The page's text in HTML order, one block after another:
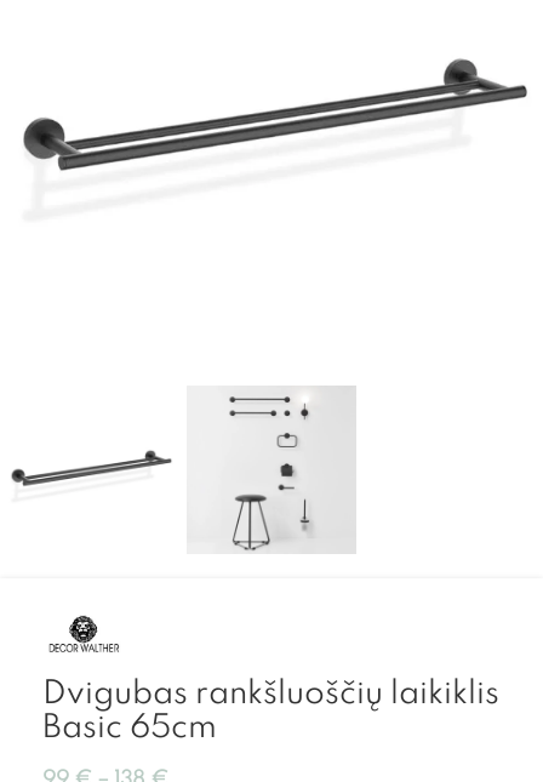
Dvigubas rankšluoščių laikiklis
Basic 65cm